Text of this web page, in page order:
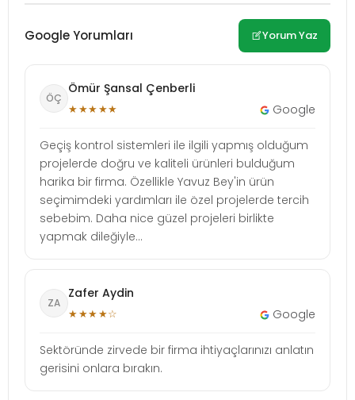
Google Yorumları Yorum Yaz
ÖÇ
Ömür Şansal Çenberli
★★★★★ Google
Geçiş kontrol sistemleri ile ilgili yapmış olduğum
projelerde doğru ve kaliteli ürünleri bulduğum
harika bir firma. Özellikle Yavuz Bey'in ürün
seçimimdeki yardımları ile özel projelerde tercih
sebebim. Daha nice güzel projeleri birlikte
yapmak dileğiyle...
ZA
Zafer Aydin
★★★★☆ Google
Sektöründe zirvede bir firma ihtiyaçlarınızı anlatın
gerisini onlara bırakın.